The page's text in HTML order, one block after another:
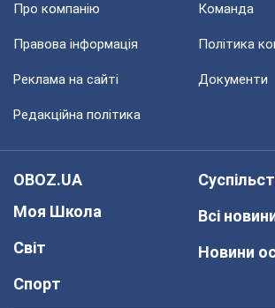
Про компанію Команда
Правова інформація Політика
Реклама на сайті Документи
Редакційна політика
OBOZ.UA
Моя Школа
Світ
Спорт
Всі
Новини